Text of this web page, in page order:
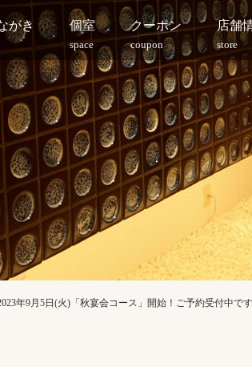
がき 個室
space
クーポン
coupon
店舗
store
年9月5日(火)「秋宴会コース」開始！ご予約受付中です